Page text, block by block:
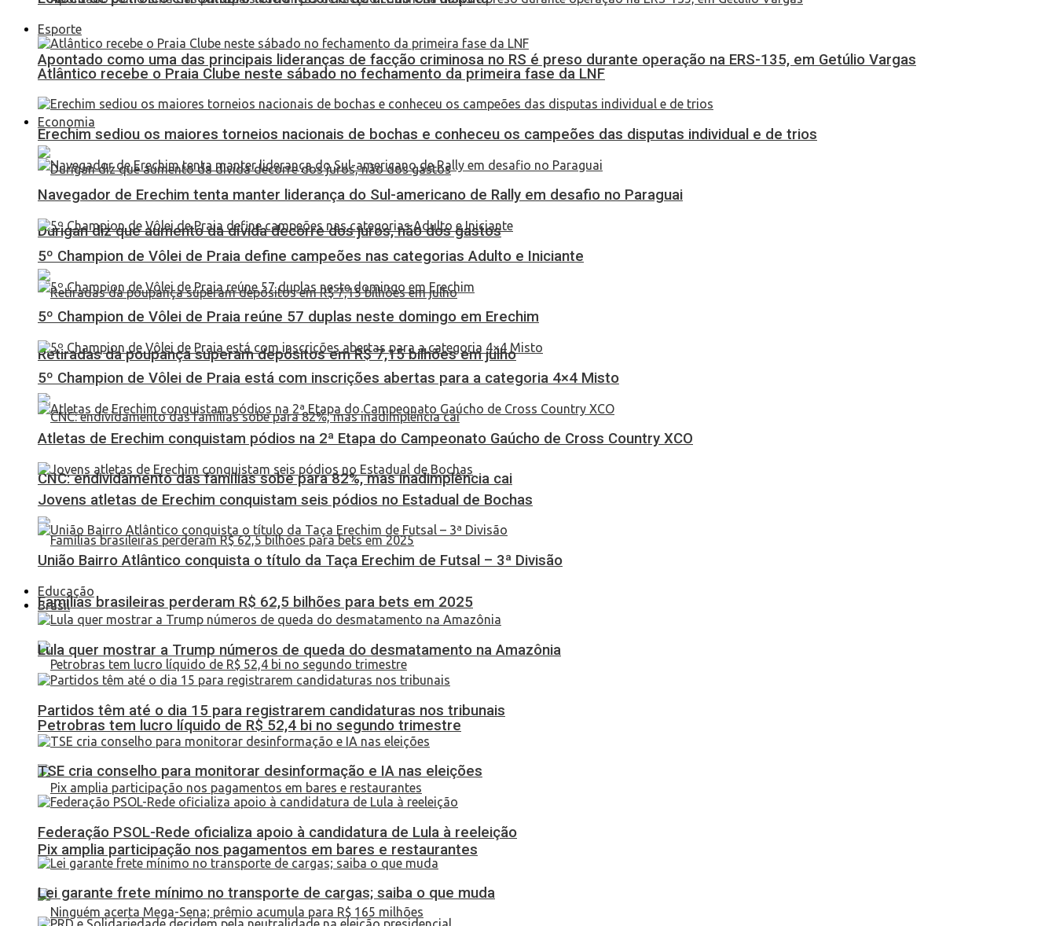
Apontado como uma das principais lideranças de facção criminosa no RS é preso durante operação na ERS-135, em Getúlio Vargas
Economia
Durigan diz que aumento da dívida decorre dos juros, não dos gastos
Retiradas da poupança superam depósitos em R$ 7,15 bilhões em julho
CNC: endividamento das famílias sobe para 82%, mas inadimplência cai
Famílias brasileiras perderam R$ 62,5 bilhões para bets em 2025
Petrobras tem lucro líquido de R$ 52,4 bi no segundo trimestre
Pix amplia participação nos pagamentos em bares e restaurantes
Esporte
Atlântico recebe o Praia Clube neste sábado no fechamento da primeira fase da LNF
Erechim sediou os maiores torneios nacionais de bochas e conheceu os campeões das disputas individual e de trios
Navegador de Erechim tenta manter liderança do Sul-americano de Rally em desafio no Paraguai
5º Champion de Vôlei de Praia define campeões nas categorias Adulto e Iniciante
5º Champion de Vôlei de Praia reúne 57 duplas neste domingo em Erechim
5º Champion de Vôlei de Praia está com inscrições abertas para a categoria 4×4 Misto
Atletas de Erechim conquistam pódios na 2ª Etapa do Campeonato Gaúcho de Cross Country XCO
Jovens atletas de Erechim conquistam seis pódios no Estadual de Bochas
União Bairro Atlântico conquista o título da Taça Erechim de Futsal – 3ª Divisão
Educação
Brasil
Lula quer mostrar a Trump números de queda do desmatamento na Amazônia
Partidos têm até o dia 15 para registrarem candidaturas nos tribunais
TSE cria conselho para monitorar desinformação e IA nas eleições
Federação PSOL-Rede oficializa apoio à candidatura de Lula à reeleição
Lei garante frete mínimo no transporte de cargas; saiba o que muda